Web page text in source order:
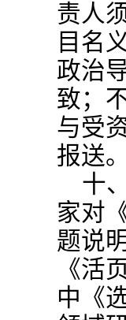
责人
目名
政治
致；
与受
报送
十
家对
题说
《活
中《